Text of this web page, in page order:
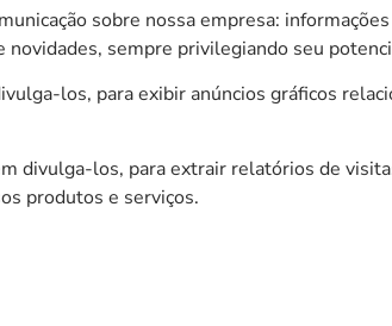
sobre nossa empresa:
sempre privilegiando seu
los, para exibir anúncios gráficos
divulga-los, para extrair relatórios de
produtos e serviços.